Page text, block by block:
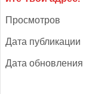
Прос­мотров
Да­та пуб­ли­кации
Да­та об­новле­ния